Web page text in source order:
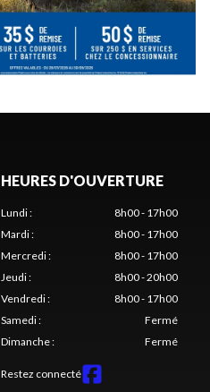
HEURES D'OUVERTURE
Lundi:
8h00 - 17h00
Mardi:
8h00 - 17h00
Mercredi:
8h00 - 17h00
Jeudi:
8h00 - 20h00
Vendredi:
8h00 - 17h00
Samedi:
Fermé
Dimanche: Fermé
Restez connecté